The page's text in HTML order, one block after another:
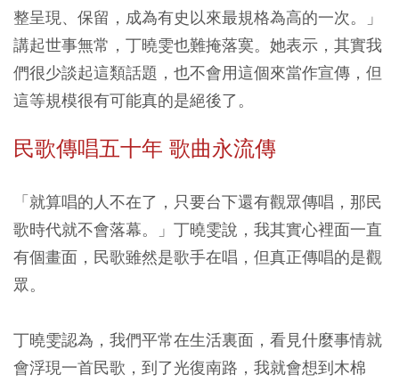
整呈現、保留，成為有史以來最規格為高的一次。」
講起世事無常，丁曉雯也難掩落寞。她表示，其實我
們很少談起這類話題，也不會用這個來當作宣傳，但
這等規模很有可能真的是絕後了。
民歌傳唱五十年 歌曲永流傳
「就算唱的人不在了，只要台下還有觀眾傳唱，那民
歌時代就不會落幕。」丁曉雯說，我其實心裡面一直
有個畫面，民歌雖然是歌手在唱，但真正傳唱的是觀
眾。
丁曉雯認為，我們平常在生活裏面，看見什麼事情就
會浮現一首民歌，到了光復南路，我就會想到木棉